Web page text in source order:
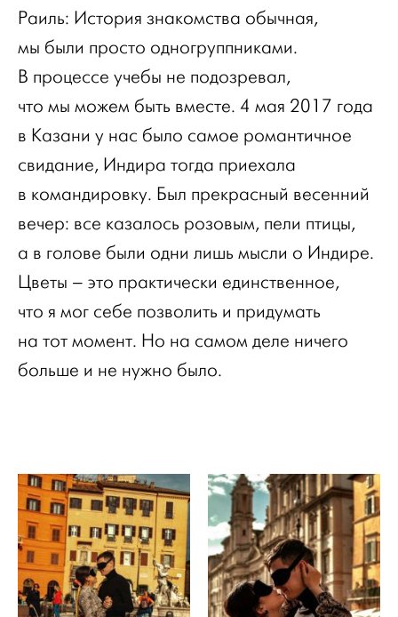
Раиль: История знакомства обычная,
мы были просто одногруппниками.
В процессе учебы не подозревал,
что мы можем быть вместе. 4 мая 2017 года
в Казани у нас было самое романтичное
свидание, Индира тогда приехала
в командировку. Был прекрасный весенний
вечер: все казалось розовым, пели птицы,
а в голове были одни лишь мысли о Индире.
Цветы – это практически единственное,
что я мог себе позволить и придумать
на тот момент. Но на самом деле ничего
больше и не нужно было.